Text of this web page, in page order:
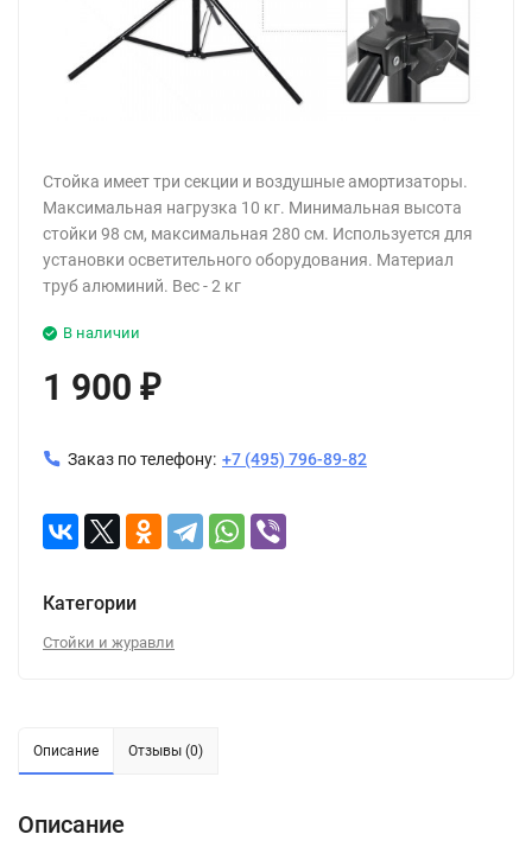
Стойка имеет три секции и воздушные амортизаторы.
Максимальная нагрузка 10 кг. Минимальная высота
стойки 98 см, максимальная 280 см. Используется для
установки осветительного оборудования. Материал
труб алюминий. Вес - 2 кг
В наличии
1 900 ₽
Заказ по телефону: +7 (495) 796-89-82
Категории
Стойки и журавли
Описание Отзывы (0)
Описание